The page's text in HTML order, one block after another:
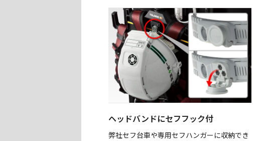
ヘッドバンドにセフフック付
弊社セフ台車や専用セフハンガーに収納でき